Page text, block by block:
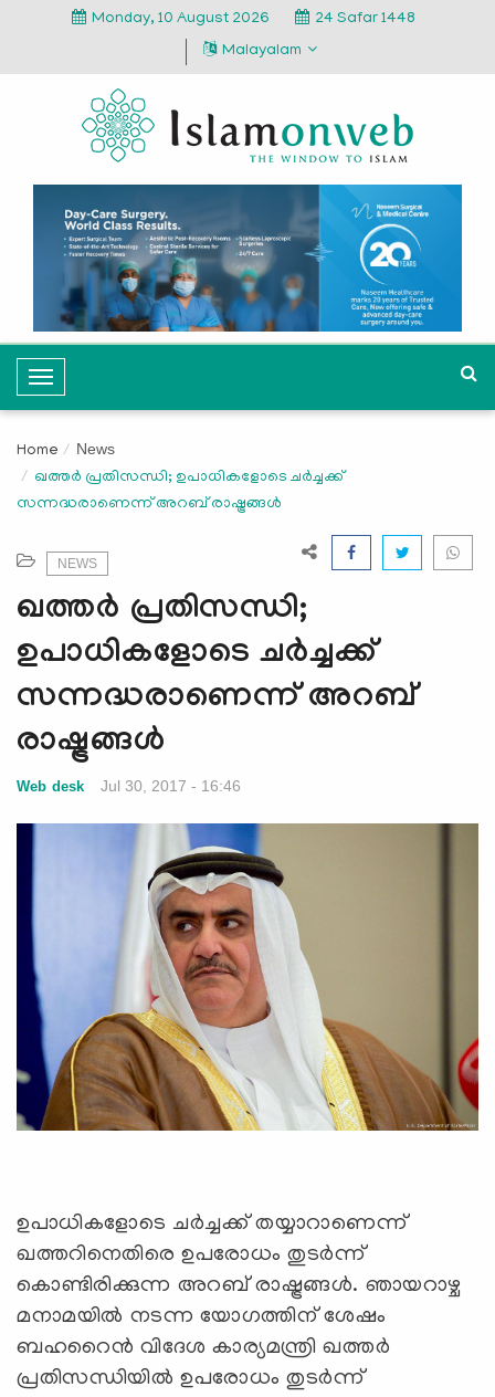
Monday, 10 August 2026
24 Safar 1448
Malayalam
T
o
g
l
e
v
i
g
t
o
n
Home News
ഖത്തര്‍ പ്രതിസന്ധി; ഉപാധികളോടെ ചര്‍ച്ചക്ക്
സന്നദ്ധരാണെന്ന് അറബ് രാഷ്ട്രങ്ങള്‍
NEWS
ഖത്തര്‍ പ്രതിസന്ധി;
ഉപാധികളോടെ ചര്‍ച്ചക്ക്
സന്നദ്ധരാണെന്ന് അറബ്
രാഷ്ട്രങ്ങള്‍
Web desk Jul 30, 2017 - 16:46
ഉപാധികളോടെ ചര്‍ച്ചക്ക് തയ്യാറാണെന്ന്
ഖത്തറിനെതിരെ ഉപരോധം തുടര്‍ന്ന്
കൊണ്ടിരിക്കുന്ന അറബ് രാഷ്ട്രങ്ങള്‍. ഞായറാഴ്ച
മനാമയില്‍ നടന്ന യോഗത്തിന് ശേഷം
ബഹറൈന്‍ വിദേശ കാര്യമന്ത്രി ഖത്തര്‍
പ്രതിസന്ധിയില്‍ ഉപരോധം തുടര്‍ന്ന്